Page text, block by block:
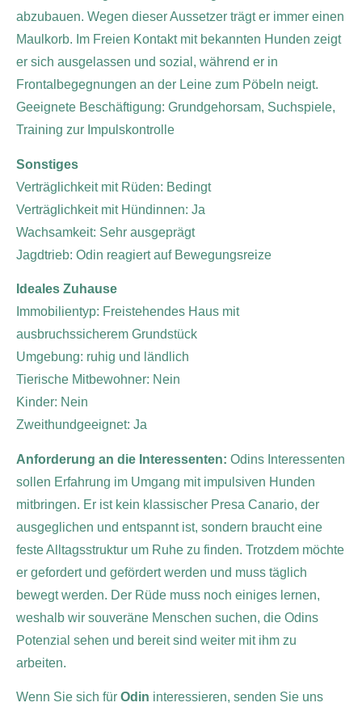
abzubauen. Wegen dieser Aussetzer trägt er immer einen
Maulkorb. Im Freien Kontakt mit bekannten Hunden zeigt
er sich ausgelassen und sozial, während er in
Frontalbegegnungen an der Leine zum Pöbeln neigt.
Geeignete Beschäftigung: Grundgehorsam, Suchspiele,
Training zur Impulskontrolle
Sonstiges
Verträglichkeit mit Rüden: Bedingt
Verträglichkeit mit Hündinnen: Ja
Wachsamkeit: Sehr ausgeprägt
Jagdtrieb: Odin reagiert auf Bewegungsreize
Ideales Zuhause
Immobilientyp: Freistehendes Haus mit
ausbruchssicherem Grundstück
Umgebung: ruhig und ländlich
Tierische Mitbewohner: Nein
Kinder: Nein
Zweithundgeeignet: Ja
Anforderung an die Interessenten: Odins Interessenten
sollen Erfahrung im Umgang mit impulsiven Hunden
mitbringen. Er ist kein klassischer Presa Canario, der
ausgeglichen und entspannt ist, sondern braucht eine
feste Alltagsstruktur um Ruhe zu finden. Trotzdem möchte
er gefordert und gefördert werden und muss täglich
bewegt werden. Der Rüde muss noch einiges lernen,
weshalb wir souveräne Menschen suchen, die Odins
Potenzial sehen und bereit sind weiter mit ihm zu
arbeiten.
Wenn Sie sich für Odin interessieren, senden Sie uns